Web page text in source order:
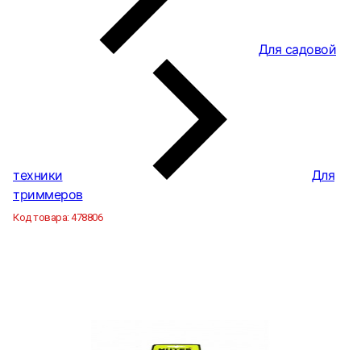
Для садовой
техники
Для
триммеров
Код товара:478806